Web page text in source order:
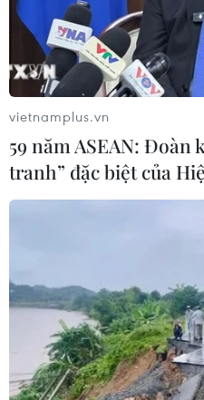
vietnamplus.vn
59 năm ASEAN: Đoàn
tranh” đặc biệt của